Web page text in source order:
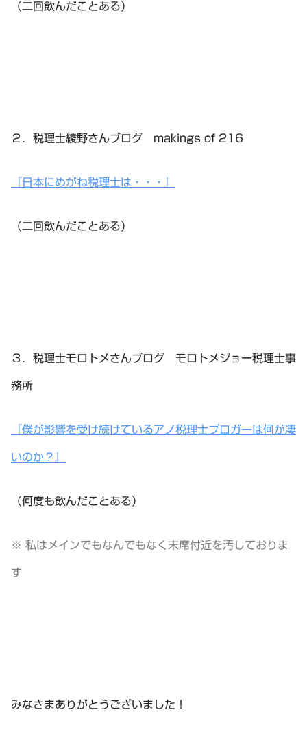
（二回飲んだことある）
２．税理士綾野さんブログ makings of 216
『日本にめがね税理士は・・・』
（二回飲んだことある）
３．税理士モロトメさんブログ モロトメジョー税理士事
務所
『僕が影響を受け続けているアノ税理士ブロガーは何が凄
いのか？』
（何度も飲んだことある）
※ 私はメインでもなんでもなく末席付近を汚しておりま
す
みなさまありがとうございました！